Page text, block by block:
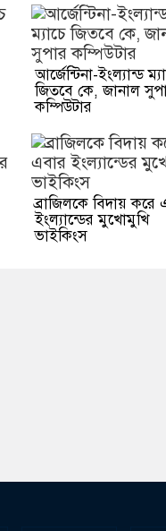
আর্জেন্টিনা-ইংল্যান্ড
জিতবে কে, জানাল
কম্পিউটার
ব্রাজিলকে বিদায় করে
ইংল্যান্ডের মুখোমুখি
ভাইকিংস